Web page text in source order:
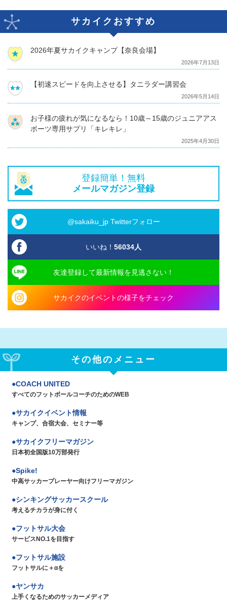
サカイクおすすめ
2026年夏サカイクキャンプ【奈良会場】
2026年7月13日
【初速スピードを向上させる】タニラダー講習会
2026年5月14日
お子様の疲れが気になるなら！10歳～15歳のジュニアアス
ポーツ専用サプリ「キレキレ」
2025年4月30日
登録簡単！無料
メールマガジン登録
@sakaiku_jp Twitterフォロー
いいね！ 56034人
友達登録して最新情報を見逃さない！
サカイクのイベントの様子をチェック
その他のメニュー
COACH UNITED
すべてのフットボールコーチのためのWEB
サカイクイベント情報
キャンプ、合宿大会、セミナー等
サカイクフリーマガジン
日本初全国版10万部発行
Spike!
中高サッカープレーヤー向けフリーマガジン
シンキングサッカースクール
考えるチカラが身に付く
フットサル大会
サービスNO.1を目指す
フットサル施設
フットサルに＋αを
ヤンサカ
上手くなるためのサッカーメディア